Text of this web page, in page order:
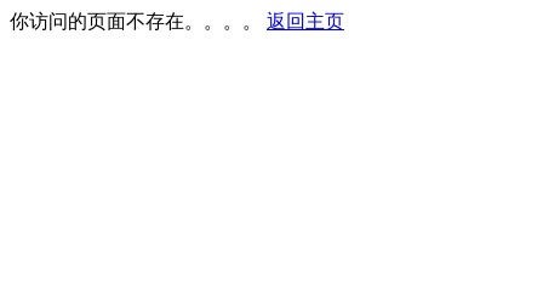
你访问的页面不存在。。。。 返回主页